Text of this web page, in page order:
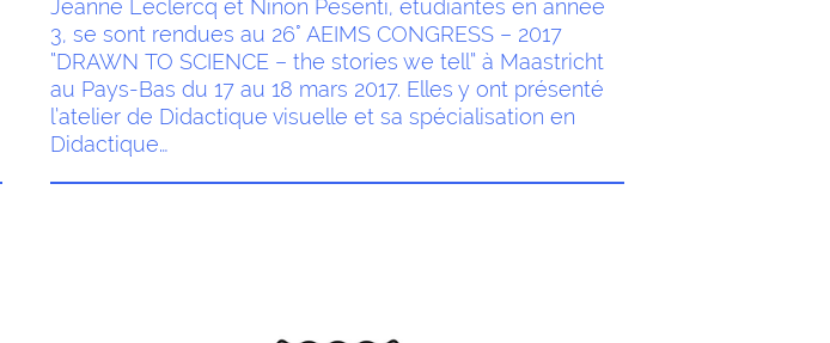
Jeanne Leclercq et Ninon Pesenti, étudiantes en année
3, se sont rendues au 26° AEIMS CONGRESS – 2017
“DRAWN TO SCIENCE – the stories we tell” à Maastricht
au Pays-Bas du 17 au 18 mars 2017. Elles y ont présenté
l’atelier de Didactique visuelle et sa spécialisation en
Didactique…